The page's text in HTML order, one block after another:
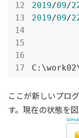
2019/09/
2019/09/
ここが新しいプロ
す。現在の状態を